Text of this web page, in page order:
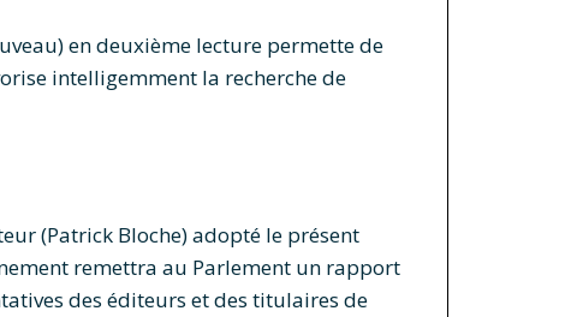
en deuxième lecture permette de
intelligemment la recherche de
(Patrick Bloche) adopté le présent
remettra au Parlement un rapport
des éditeurs et des titulaires de